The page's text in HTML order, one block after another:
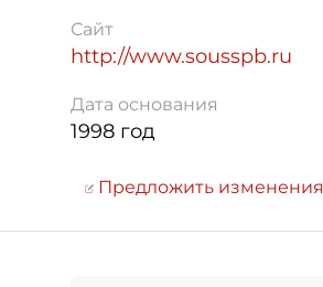
Сайт
http://www.sousspb.ru
Дата основания
1998 год
Предложить изменения